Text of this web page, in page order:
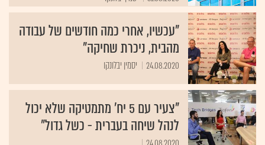
"עכשיו, אחרי כמה חודשים של עבודה
מהבית, ניכרת שחיקה"
24.08.2020 יסמין יבלונקו
"צעיר עם 5 יח' מתמטיקה שלא יכול
לנהל שיחה בעברית - כשל גדול"
24.08.2020